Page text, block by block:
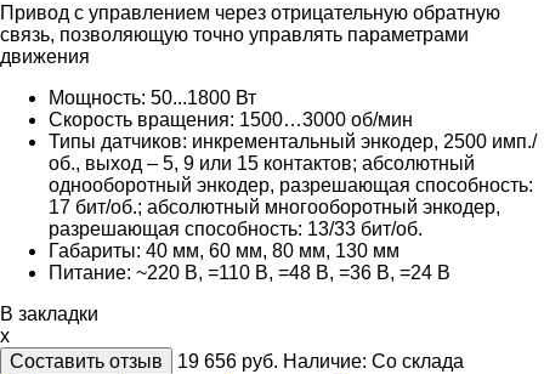
Привод с управлением через отрицательную обратную
связь, позволяющую точно управлять параметрами
движения
Мощность: 50...1800 Вт
Скорость вращения: 1500…3000 об/мин
Типы датчиков: инкрементальный энкодер, 2500 имп./
об., выход – 5, 9 или 15 контактов; абсолютный
однооборотный энкодер, разрешающая способность:
17 бит/об.; абсолютный многооборотный энкодер,
разрешающая способность: 13/33 бит/об.
Габариты: 40 мм, 60 мм, 80 мм, 130 мм
Питание: ~220 В, =110 В, =48 В, =36 В, =24 В
В закладки
x
Составить отзыв
19 656 руб. Наличие: Со склада